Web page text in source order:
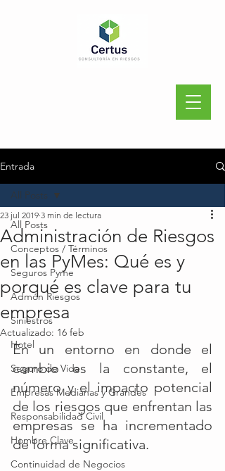
Entrada
All Posts
Conceptos / Términos
Seguros Pyme
Admón Riesgos
Siniestros
Hotel
Seguro de Vida
Empresas Medianas y Grandes
Responsabilidad Civil
Hombre Clave
Continuidad de Negocios
All Posts
Administración de Riesgos
en las PyMes: Qué es y
porqué es clave para tu
empresa
23 jul 2019 3 min de lectura
Actualizado: 16 feb
En un entorno en donde el
cambio es la constante, el
número y el impacto potencial
de los riesgos que enfrentan las
empresas se ha incrementado
de forma significativa.